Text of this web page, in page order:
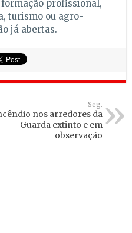
formação profissional,
turismo ou agro-
já abertas.
Seg.
nos arredores da
Guarda extinto e em
observação